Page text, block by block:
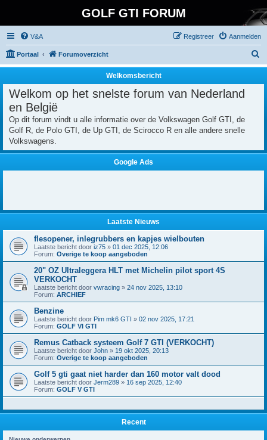
GOLF GTI FORUM
V&A Aanmelden
Registreer
Portaal Forumoverzicht
o
Welkomsbericht
Welkom op het snelste forum van Nederland
en België
Op dit forum vindt u alle informatie over de Volkswagen Golf GTI, de
Golf R, de Polo GTI, de Up GTI, de Scirocco R en alle andere snelle
Volkswagens.
Google Ads
Laatste Nieuws
flesopener, inlegrubbers en kapjes wielbouten
Laatste bericht door iz75 » 01 dec 2025, 12:06
Forum: Overige te koop aangeboden
20" OZ Ultraleggera HLT met Michelin pilot sport 4S
VERKOCHT
Laatste bericht door vwracing » 24 nov 2025, 13:10
Forum: ARCHIEF
Benzine
Laatste bericht door Pim mk6 GTI » 02 nov 2025, 17:21
Forum: GOLF VI GTI
Remus Catback systeem Golf 7 GTI (VERKOCHT)
Laatste bericht door John » 19 okt 2025, 20:13
Forum: Overige te koop aangeboden
Golf 5 gti gaat niet harder dan 160 motor valt dood
Laatste bericht door Jerm289 » 16 sep 2025, 12:40
Forum: GOLF V GTI
Recent